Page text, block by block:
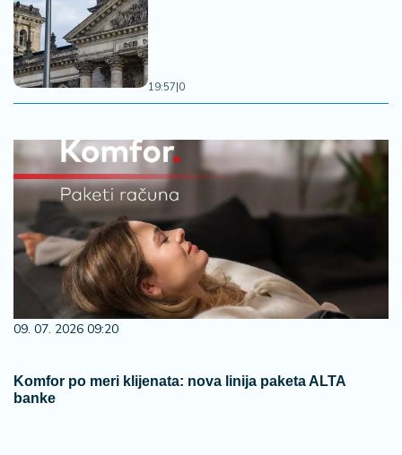
19:57|0
09. 07. 2026 09:20
Komfor po meri klijenata: nova linija paketa ALTA
banke